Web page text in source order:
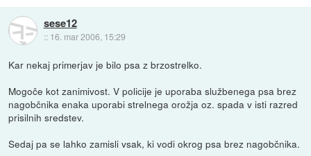
sese12
:: 16. mar 2006, 15:29
Kar nekaj primerjav je bilo psa z brzostrelko.
Mogoče kot zanimivost. V policije je uporaba službenega psa brez
nagobčnika enaka uporabi strelnega orožja oz. spada v isti razred
prisilnih sredstev.
Sedaj pa se lahko zamisli vsak, ki vodi okrog psa brez nagobčnika.